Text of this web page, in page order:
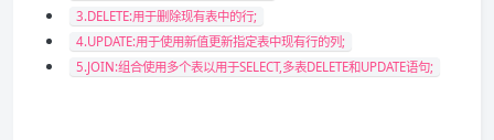
3.DELETE:用于删除现有表中的行;
4.UPDATE:用于使用新值更新指定表中现有行的列;
5.JOIN:组合使用多个表以用于SELECT,多表DELETE和UPDATE语句;